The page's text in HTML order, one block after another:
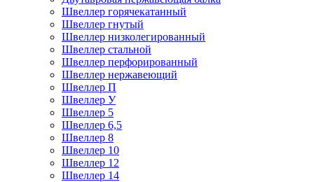
Швеллер горячекатанный
Швеллер гнутый
Швеллер низколегированный
Швеллер стальной
Швеллер перфорированный
Швеллер нержавеющий
Швеллер П
Швеллер У
Швеллер 5
Швеллер 6,5
Швеллер 8
Швеллер 10
Швеллер 12
Швеллер 14